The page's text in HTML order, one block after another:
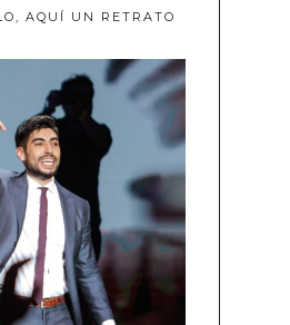
AQUÍ UN RETRATO